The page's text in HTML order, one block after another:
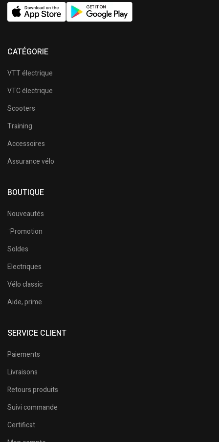
CATÉGORIE
VTT électrique
VTC électrique
Scooters
Training
Accessoires
Assurance vélo
BOUTIQUE
Nouveautés
¨Promotion
Soldes
Electriques
Vélo classic
Aide, prime
SERVICE CLIENT
Paiements
Livraisons
Retours produits
Suivi commande
Certificat